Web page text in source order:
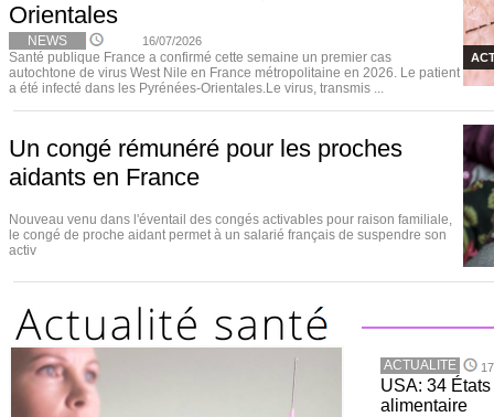
Orientales
NEWS 16/07/2026
Santé publique France a confirmé cette semaine un premier cas
autochtone de virus West Nile en France métropolitaine en 2026. Le patient
a été infecté dans les Pyrénées-Orientales.Le virus, transmis ...
Un congé rémunéré pour les proches
aidants en France
Nouveau venu dans l'éventail des congés activables pour raison familiale,
le congé de proche aidant permet à un salarié français de suspendre son
activ
ACTUALITE
USA: 34
alimentaire